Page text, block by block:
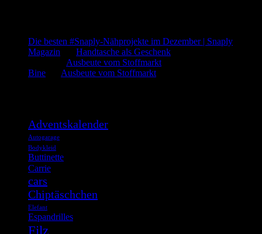
Die besten #Snaply-Nähprojekte im Dezember | Snaply
Magazin
Handtasche als Geschenk
Ausbeute vom Stoffmarkt
Bine
Ausbeute vom Stoffmarkt
Adventskalender
Autogarage
Bodykleid
Buttinette
Carrie
cars
Chiptäschchen
Elefant
Espandrilles
Filz